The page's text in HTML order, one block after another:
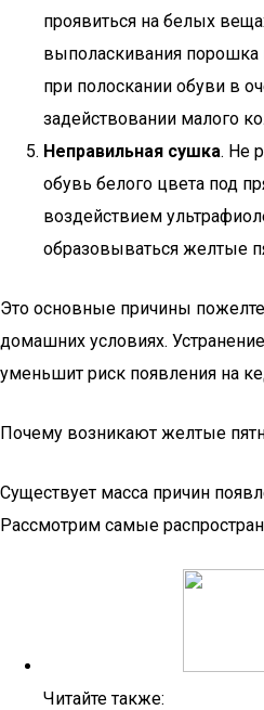
проявиться на белых
выполаскивания порошка
при полоскании обуви в
задействовании малого
Неправильная сушка. Не
обувь белого цвета под
воздействием
образовываться желтые
Это основные причины
домашних условиях.
уменьшит риск появления на
Почему возникают желтые
Существует масса причин
Рассмотрим самые
Читайте также: